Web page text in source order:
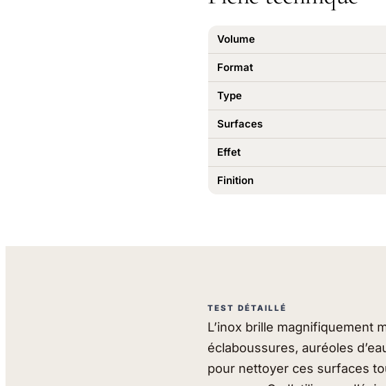
Volume
Format
Type
Surfaces
Effet
Finition
TEST DÉTAILLÉ
L’inox brille magnifiquement
éclaboussures, auréoles
pour nettoyer ces surfaces